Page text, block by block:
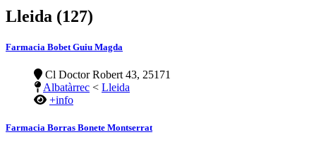
Lleida (127)
Farmacia Bobet Guiu Magda
Cl Doctor Robert 43, 25171
Albatàrrec < Lleida
+info
Farmacia Borras Bonete Montserrat